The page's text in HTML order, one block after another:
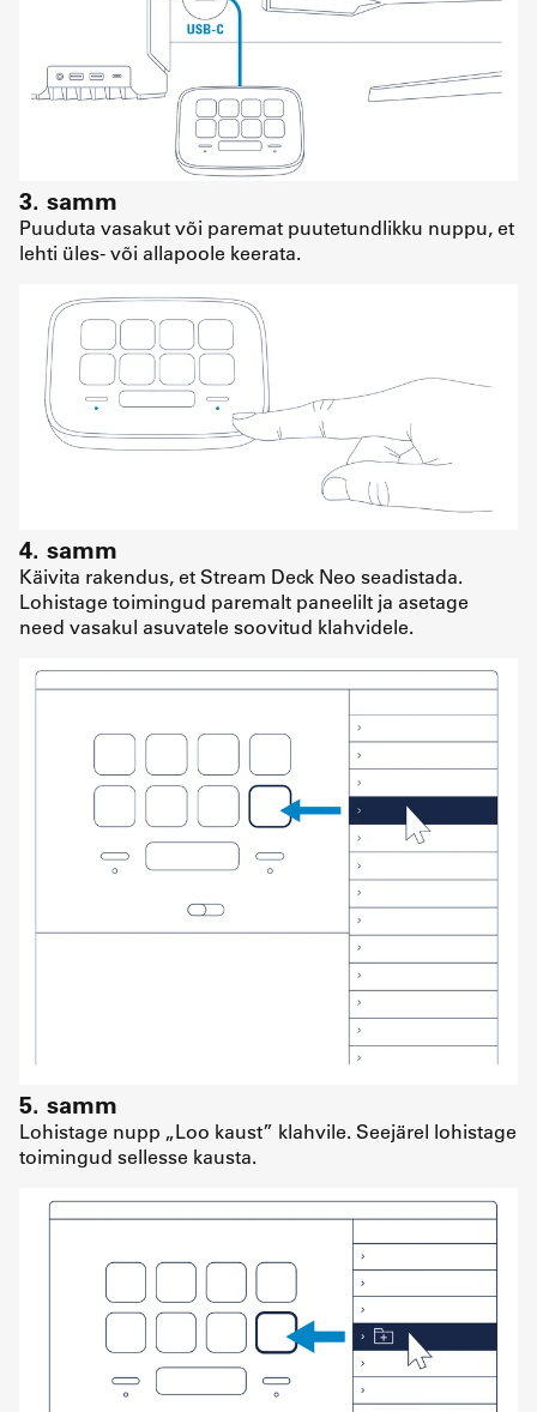
3. samm
Puuduta vasakut või paremat puutetundlikku nuppu, et
lehti üles- või allapoole keerata.
4. samm
Käivita rakendus, et Stream Deck Neo seadistada.
Lohistage toimingud paremalt paneelilt ja asetage
need vasakul asuvatele soovitud klahvidele.
5. samm
Lohistage nupp „Loo kaust” klahvile. Seejärel lohistage
toimingud sellesse kausta.